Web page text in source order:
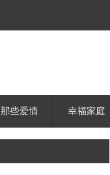
那些爱情 幸福家庭